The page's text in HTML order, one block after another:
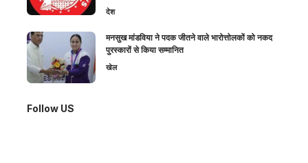
देश
मनसुख मांडविया ने पदक जीतने वाले भारोत्तोलकों को नकद
पुरस्कारों से किया सम्मानित
खेल
Follow US